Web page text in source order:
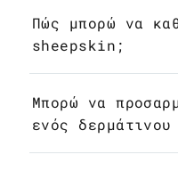
Πώς μπορώ να
sheepskin;
Μπορώ να
ενός